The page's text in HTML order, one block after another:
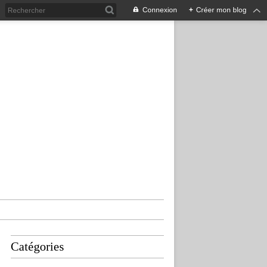
Connexion + Créer mon blog
Catégories